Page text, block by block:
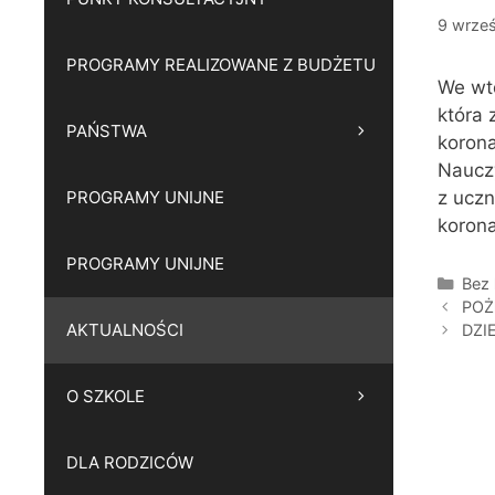
9
We
która
z
Bez
PROGRAMY REALIZOWANE Z BUDŻETU
PAŃSTWA
PROGRAMY UNIJNE
PROGRAMY UNIJNE
AKTUALNOŚCI
O SZKOLE
DLA RODZICÓW